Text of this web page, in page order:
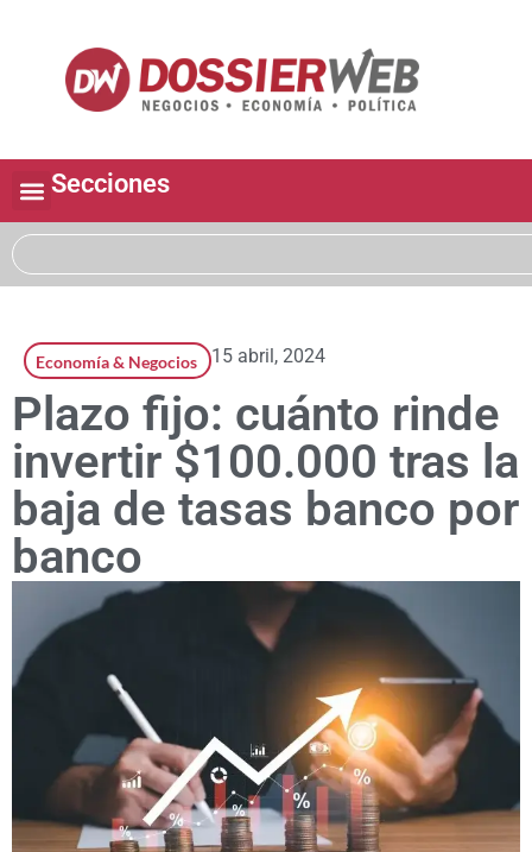
Secciones
Economía & Negocios 15 abril, 2024
Plazo fijo: cuánto rinde
invertir $100.000 tras la
baja de tasas banco por
banco